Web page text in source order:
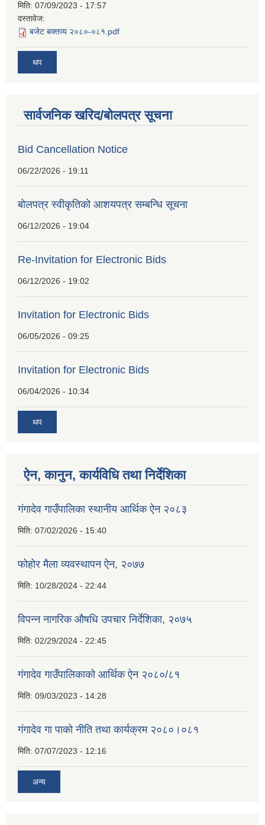
मिति: 07/09/2023 - 17:57
दस्तावेज:
बजेट बक्तव्य २०८०-०८१.pdf
थप
सार्वजनिक खरिद/बोलपत्र सूचना
Bid Cancellation Notice
06/22/2026 - 19:11
बोलपत्र स्वीकृतिको आशयपत्र सम्बन्धि सूचना
06/12/2026 - 19:04
Re-Invitation for Electronic Bids
06/12/2026 - 19:02
Invitation for Electronic Bids
06/05/2026 - 09:25
Invitation for Electronic Bids
06/04/2026 - 10:34
थप
ऐन, कानुन, कार्यविधि तथा निर्देशिका
गंगादेव गाउँपालिका स्थानीय आर्थिक ऐन २०८३
मिति: 07/02/2026 - 15:40
फोहोर मैला व्यवस्थापन ऐन, २०७७
मिति: 10/28/2024 - 22:44
विपन्न नागरिक औषधि उपचार निर्देशिका, २०७५
मिति: 02/29/2024 - 22:45
गंगादेव गाउँपालिकाको आर्थिक ऐन २०८०/८१
मिति: 09/03/2023 - 14:28
गंगादेव गा पाको नीति तथा कार्यक्रम २०८०।०८१
मिति: 07/07/2023 - 12:16
अन्य